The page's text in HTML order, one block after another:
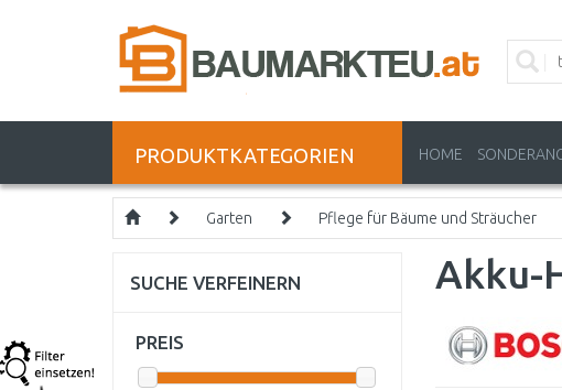
PRODUKTKATEGORIEN HOME
Garten Pflege für Bäume und Sträucher
Akku-
SUCHE VERFEINERN
PREIS